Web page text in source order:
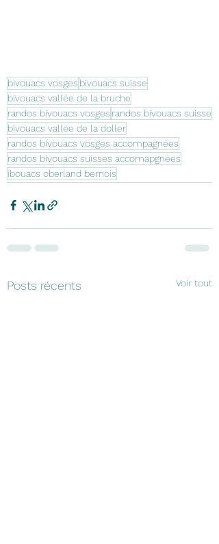
bivouacs vosges bivouacs suisse
bivouacs vallée de la bruche
randos bivouacs vosges randos bivouacs suisse
bivouacs vallée de la doller
randos bivouacs vosges accompagnées
randos bivouacs suisses accomapgnées
ibouacs oberland bernois
Posts récents Voir tout